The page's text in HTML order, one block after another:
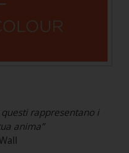
questi rappresentano i
anima”